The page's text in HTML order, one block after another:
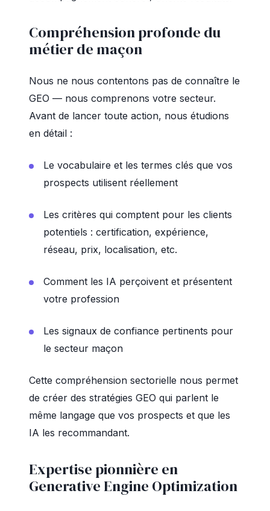
Compréhension profonde du
métier de maçon
Nous ne nous contentons pas de connaître le
GEO — nous comprenons votre secteur.
Avant de lancer toute action, nous étudions
en détail :
Le vocabulaire et les termes clés que vos
prospects utilisent réellement
Les critères qui comptent pour les clients
potentiels : certification, expérience,
réseau, prix, localisation, etc.
Comment les IA perçoivent et présentent
votre profession
Les signaux de confiance pertinents pour
le secteur maçon
Cette compréhension sectorielle nous permet
de créer des stratégies GEO qui parlent le
même langage que vos prospects et que les
IA les recommandant.
Expertise pionnière en
Generative Engine Optimization